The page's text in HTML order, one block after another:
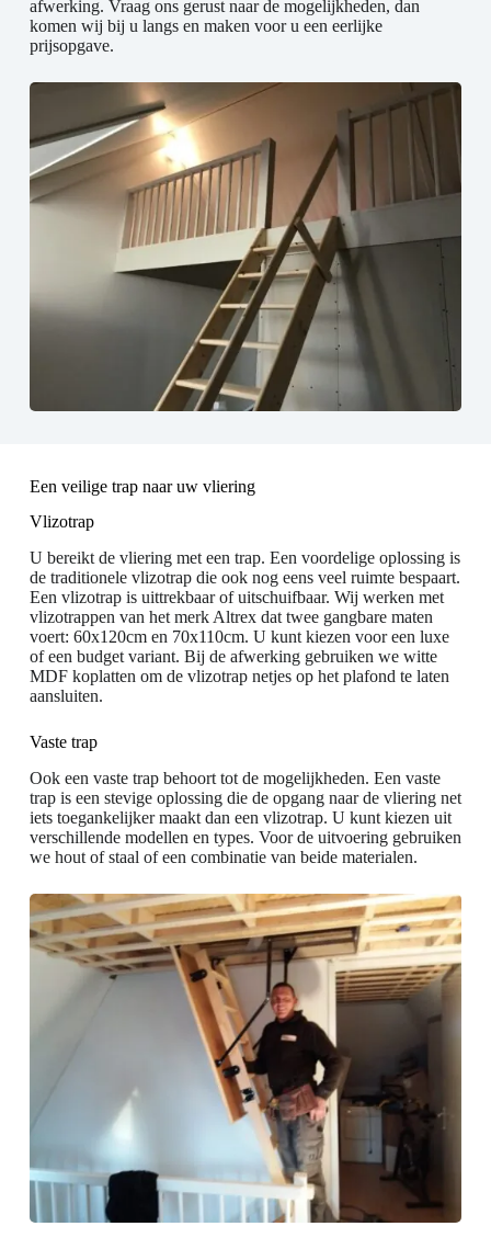
afwerking. Vraag ons gerust naar de mogelijkheden, dan
komen wij bij u langs en maken voor u een eerlijke
prijsopgave.
Een veilige trap naar uw vliering
Vlizotrap
U bereikt de vliering met een trap. Een voordelige oplossing is
de traditionele vlizotrap die ook nog eens veel ruimte bespaart.
Een vlizotrap is uittrekbaar of uitschuifbaar. Wij werken met
vlizotrappen van het merk Altrex dat twee gangbare maten
voert: 60x120cm en 70x110cm. U kunt kiezen voor een luxe
of een budget variant. Bij de afwerking gebruiken we witte
MDF koplatten om de vlizotrap netjes op het plafond te laten
aansluiten.
Vaste trap
Ook een vaste trap behoort tot de mogelijkheden. Een vaste
trap is een stevige oplossing die de opgang naar de vliering net
iets toegankelijker maakt dan een vlizotrap. U kunt kiezen uit
verschillende modellen en types. Voor de uitvoering gebruiken
we hout of staal of een combinatie van beide materialen.